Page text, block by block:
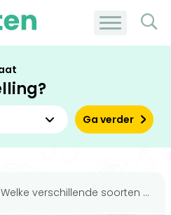
Ga verder
Welke verschillende soorten garnalen en gamba's bestaan er?